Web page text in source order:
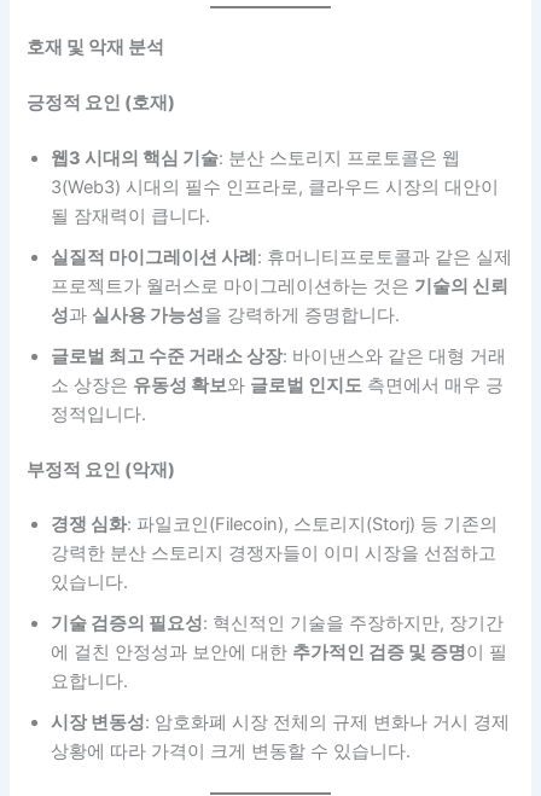
호재 및 악재 분석
긍정적 요인 (호재)
웹3 시대의 핵심 기술: 분산 스토리지 프로토콜은 웹
3(Web3) 시대의 필수 인프라로, 클라우드 시장의 대안이
될 잠재력이 큽니다.
실질적 마이그레이션 사례 : 휴머니티프로토콜과 같은 실제
프로젝트가 월러스로 마이그레이션하는 것은 기술의 신뢰
성과 실사용 가능성을 강력하게 증명합니다.
글로벌 최고 수준 거래소 상장: 바이낸스와 같은 대형 거래
소 상장은 유동성 확보와 글로벌 인지도 측면에서 매우 긍
정적입니다.
부정적 요인 (악재)
경쟁 심화: 파일코인(Filecoin), 스토리지(Storj) 등 기존의
강력한 분산 스토리지 경쟁자들이 이미 시장을 선점하고
있습니다.
기술 검증의 필요성: 혁신적인 기술을 주장하지만, 장기간
에 걸친 안정성과 보안에 대한 추가적인 검증 및 증명이 필
요합니다.
시장 변동성: 암호화폐 시장 전체의 규제 변화나 거시 경제
상황에 따라 가격이 크게 변동할 수 있습니다.